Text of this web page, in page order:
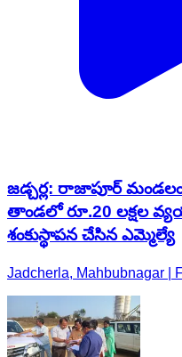
జడ్చర్ల: రాజాపూర్
తాండలో రూ.20 లక్షల
శంకుస్థాపన చేసిన ఎమ్మెల్యే
Jadcherla, Mahbubnagar |